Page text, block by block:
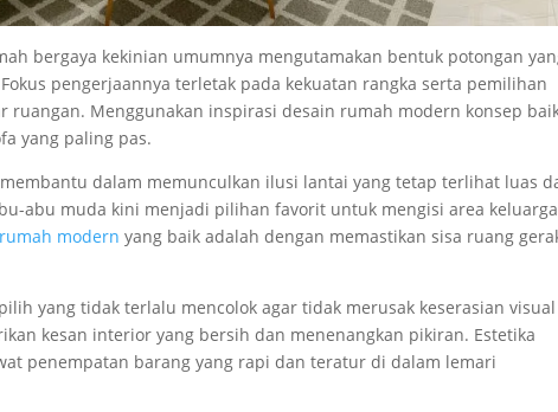
bergaya kekinian umumnya mengutamakan bentuk potongan
pengerjaannya terletak pada kekuatan rangka serta pemilihan
ruangan. Menggunakan inspirasi desain rumah modern konsep
yang paling pas.
dalam memunculkan ilusi lantai yang tetap terlihat luas
abu muda kini menjadi pilihan favorit untuk mengisi area
modern yang baik adalah dengan memastikan sisa ruang
yang tidak terlalu mencolok agar tidak merusak keserasian visual
kesan interior yang bersih dan menenangkan pikiran. Estetika
penempatan barang yang rapi dan teratur di dalam lemari